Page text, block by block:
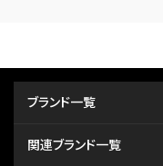
ブランド一覧
関連ブランド一覧